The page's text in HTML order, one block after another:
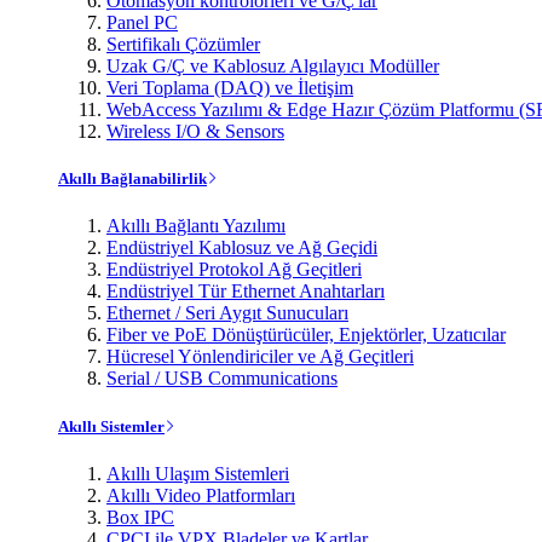
Panel PC
Sertifikalı Çözümler
Uzak G/Ç ve Kablosuz Algılayıcı Modüller
Veri Toplama (DAQ) ve İletişim
WebAccess Yazılımı & Edge Hazır Çözüm Platformu
Wireless I/O & Sensors
Akıllı Bağlanabilirlik
Akıllı Bağlantı Yazılımı
Endüstriyel Kablosuz ve Ağ Geçidi
Endüstriyel Protokol Ağ Geçitleri
Endüstriyel Tür Ethernet Anahtarları
Ethernet / Seri Aygıt Sunucuları
Fiber ve PoE Dönüştürücüler, Enjektörler, Uzatıcılar
Hücresel Yönlendiriciler ve Ağ Geçitleri
Serial / USB Communications
Akıllı Sistemler
Akıllı Ulaşım Sistemleri
Akıllı Video Platformları
Box IPC